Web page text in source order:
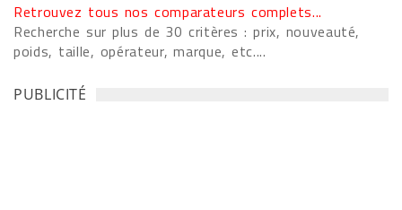
Retrouvez tous nos comparateurs complets...
Recherche sur plus de 30 critères : prix, nouveauté,
poids, taille, opérateur, marque, etc....
PUBLICITÉ